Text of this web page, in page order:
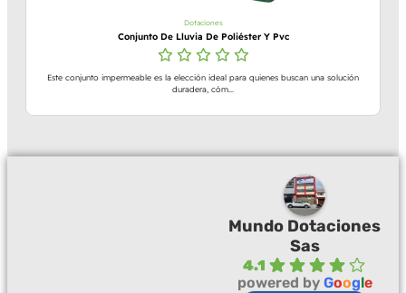
Dotaciones
Conjunto De Lluvia De Poliéster Y Pvc
Este conjunto impermeable es la elección ideal para quienes buscan una solución
duradera, cóm...
Mundo Dotaciones
Sas
4.1
powered by Google